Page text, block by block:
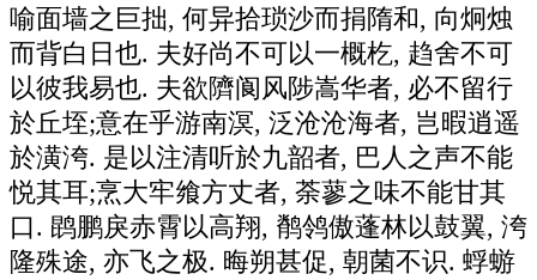
喻面墙之巨拙, 何异拾琐沙而捐隋和, 向炯烛
而背白日也. 夫好尚不可以一概杚, 趋舍不可
以彼我易也. 夫欲隮阆风陟嵩华者, 必不留行
於丘垤;意在乎游南溟, 泛沧沧海者, 岂暇逍遥
於潢洿. 是以注清听於九韶者, 巴人之声不能
悦其耳;烹大牢飨方丈者, 荼蓼之味不能甘其
口. 鹍鹏戾赤霄以高翔, 鹡鸰傲蓬林以鼓翼, 洿
隆殊途, 亦飞之极. 晦朔甚促, 朝菌不识. 蜉蝣